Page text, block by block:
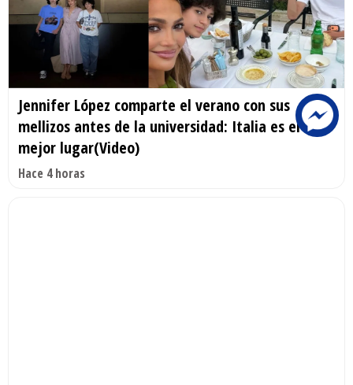
Jennifer López comparte el verano con sus
mellizos antes de la universidad: Italia es el
mejor lugar(Video)
Hace 4 horas